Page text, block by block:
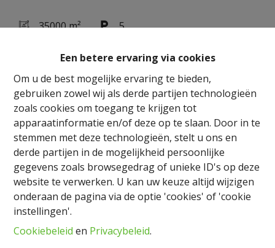
Een betere ervaring via cookies
Om u de best mogelijke ervaring te bieden,
gebruiken zowel wij als derde partijen technologieën
zoals cookies om toegang te krijgen tot
apparaatinformatie en/of deze op te slaan. Door in te
stemmen met deze technologieën, stelt u ons en
derde partijen in de mogelijkheid persoonlijke
gegevens zoals browsegedrag of unieke ID's op deze
website te verwerken. U kan uw keuze altijd wijzigen
onderaan de pagina via de optie 'cookies' of 'cookie
instellingen'.
Cookiebeleid en Privacybeleid.
35000 m² 5
met een adembenemend uitzicht en een zeer goede
ligging. Alles is luxueus gerenoveerd. Uitzonderlijk
eigendom, geïsoleerd, heeft een prachtig uitzicht,
privéweg met een deel van de grond in bouwzone (2
percelen) en in boszone voor meer dan 3 ha 50. De villa
beschikt over grote, lichtgevend ruimtes, verdeeld over
3 niveau 's. Groot aangelegd park, terrassen naar het
zuiden en zuidwesten gericht, tennisveld, mogelijkheid
tot zwembad... Alles is vernieuwd: isolatie, raamwerken,
domotica, alarm, parketvloeren, sanitaire
voorzieningen. Het is een nieuw huis in oude muren.